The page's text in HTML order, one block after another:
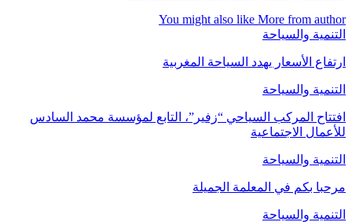
You might also like More from author
التنمية والسياحة
ارتفاع الأسعار يهدد السياحة المغربية
التنمية والسياحة
افتتاح المركب السياحي “زفير”، التابع لمؤسسة محمد السادس
للأعمال الاجتماعية
التنمية والسياحة
مرحبا بكم في المعلمة الجميلة
التنمية والسياحة